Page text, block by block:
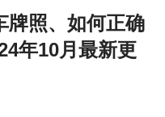
牌照、如何正确
年10月最新更